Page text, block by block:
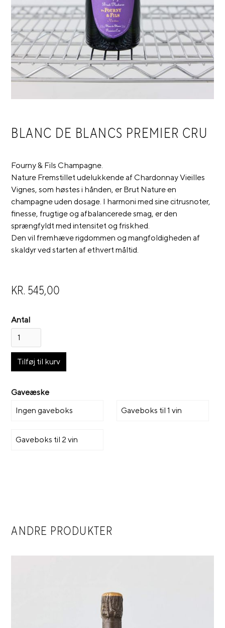
BLANC DE BLANCS PREMIER CRU
Fourny & Fils Champagne.
Nature Fremstillet udelukkende af Chardonnay Vieilles
Vignes, som høstes i hånden, er Brut Nature en
champagne uden dosage. I harmoni med sine citrusnoter,
finesse, frugtige og afbalancerede smag, er den
sprængfyldt med intensitet og friskhed.
Den vil fremhæve rigdommen og mangfoldigheden af
skaldyr ved starten af ethvert måltid.
KR. 545,00
Antal
Gaveæske
Ingen gaveboks
Gaveboks til 1 vin
Gaveboks til 2 vin
ANDRE PRODUKTER